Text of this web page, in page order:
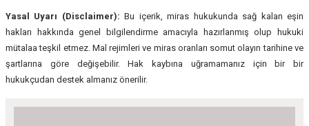
Yasal Uyarı (Disclaimer): Bu içerik, miras hukukunda sağ kalan eşin
hakları hakkında genel bilgilendirme amacıyla hazırlanmış olup hukuki
mütalaa teşkil etmez. Mal rejimleri ve miras oranları somut olayın tarihine ve
şartlarına göre değişebilir. Hak kaybına uğramamanız için bir bir
hukukçudan destek almanız önerilir.